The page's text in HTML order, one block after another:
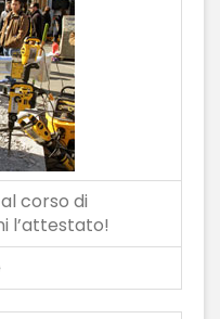
corso di
l’attestato!